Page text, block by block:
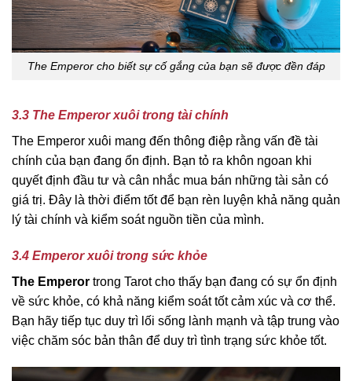
The Emperor cho biết sự cố gắng của bạn sẽ được đền đáp
3.3 The Emperor xuôi trong tài chính
The Emperor xuôi mang đến thông điệp rằng vấn đề tài
chính của bạn đang ổn định. Bạn tỏ ra khôn ngoan khi
quyết định đầu tư và cân nhắc mua bán những tài sản có
giá trị. Đây là thời điểm tốt để bạn rèn luyện khả năng quản
lý tài chính và kiểm soát nguồn tiền của mình.
3.4 Emperor xuôi trong sức khỏe
The Emperor trong Tarot cho thấy bạn đang có sự ổn định
về sức khỏe, có khả năng kiểm soát tốt cảm xúc và cơ thể.
Bạn hãy tiếp tục duy trì lối sống lành mạnh và tập trung vào
việc chăm sóc bản thân để duy trì tình trạng sức khỏe tốt.